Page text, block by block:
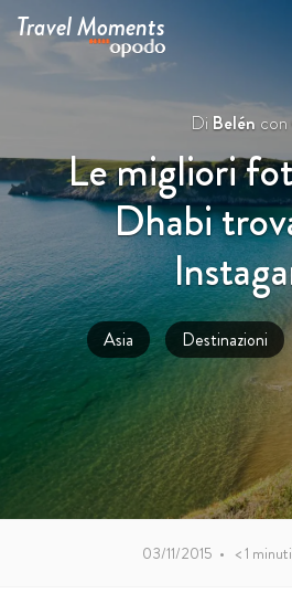
Travel Moments
Di Belén con
Le migliori
Dhabi
Asia Destinazioni
03/11/2015 • < 1